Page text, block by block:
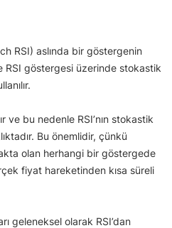
RSI) aslında bir göstergenin
RSI göstergesi üzerinde stokastik
ve bu nedenle RSI’nın stokastik
Bu önemlidir, çünkü
olan herhangi bir göstergede
fiyat hareketinden kısa süreli
geleneksel olarak RSI’dan